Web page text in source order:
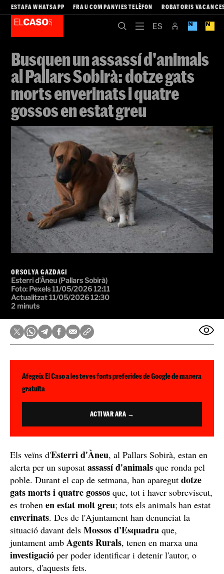
ESTAFA WHATSAPP FRAU COMPANYIES TELÈFON ROBATORIS
Busquen un assassí d'animals
al Pallars Sobirà: dotze gats
morts enverinats i quatre
gossos en estat greu
ORSOLYA GAZDAGI
Esterri d'Àneu (Pallars Sobirà)
Foto: Pexels11/05/2026 12:11
Actualitzat 11/05/2026 12:30
2 minuts
Afegeix El Caso a les teves fonts preferides de Google de manera
gratuïta
ACTIVAR ARA →
Els veïns d'Esterri d'Àneu, al Pallars Sobirà, estan en
alerta per un suposat assassí d'animals que ronda pel
poble. Durant el cap de setmana, han aparegut dotze
gats morts i quatre gossos que, tot i haver sobreviscut,
es troben en estat molt greu; tots els animals han estat
enverinats. Des de l'Ajuntament han denunciat la
situació davant dels Mossos d'Esquadra que,
juntament amb Agents Rurals, tenen en marxa una
investigació per poder identificar i detenir l'autor, o
autors, d'aquests fets.